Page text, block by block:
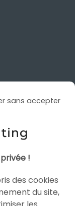
sans accepter
!
des cookies
du site,